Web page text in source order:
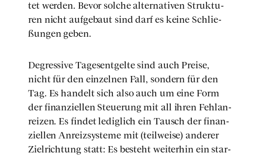
tet wer­den. Bevor sol­che alter­na­ti­ven Struk­tu­
ren nicht auf­ge­baut sind darf es kei­ne Schlie­
ßun­gen geben.
Degres­si­ve Tages­ent­gel­te sind auch Prei­se,
nicht für den ein­zel­nen Fall, son­dern für den
Tag. Es han­delt sich also auch um eine Form
der finan­zi­el­len Steue­rung mit all ihren Fehl­an­
rei­zen. Es fin­det ledig­lich ein Tausch der finan­
zi­el­len Anreiz­sys­te­me mit (teil­wei­se) ande­rer
Ziel­rich­tung statt: Es besteht wei­ter­hin ein star­